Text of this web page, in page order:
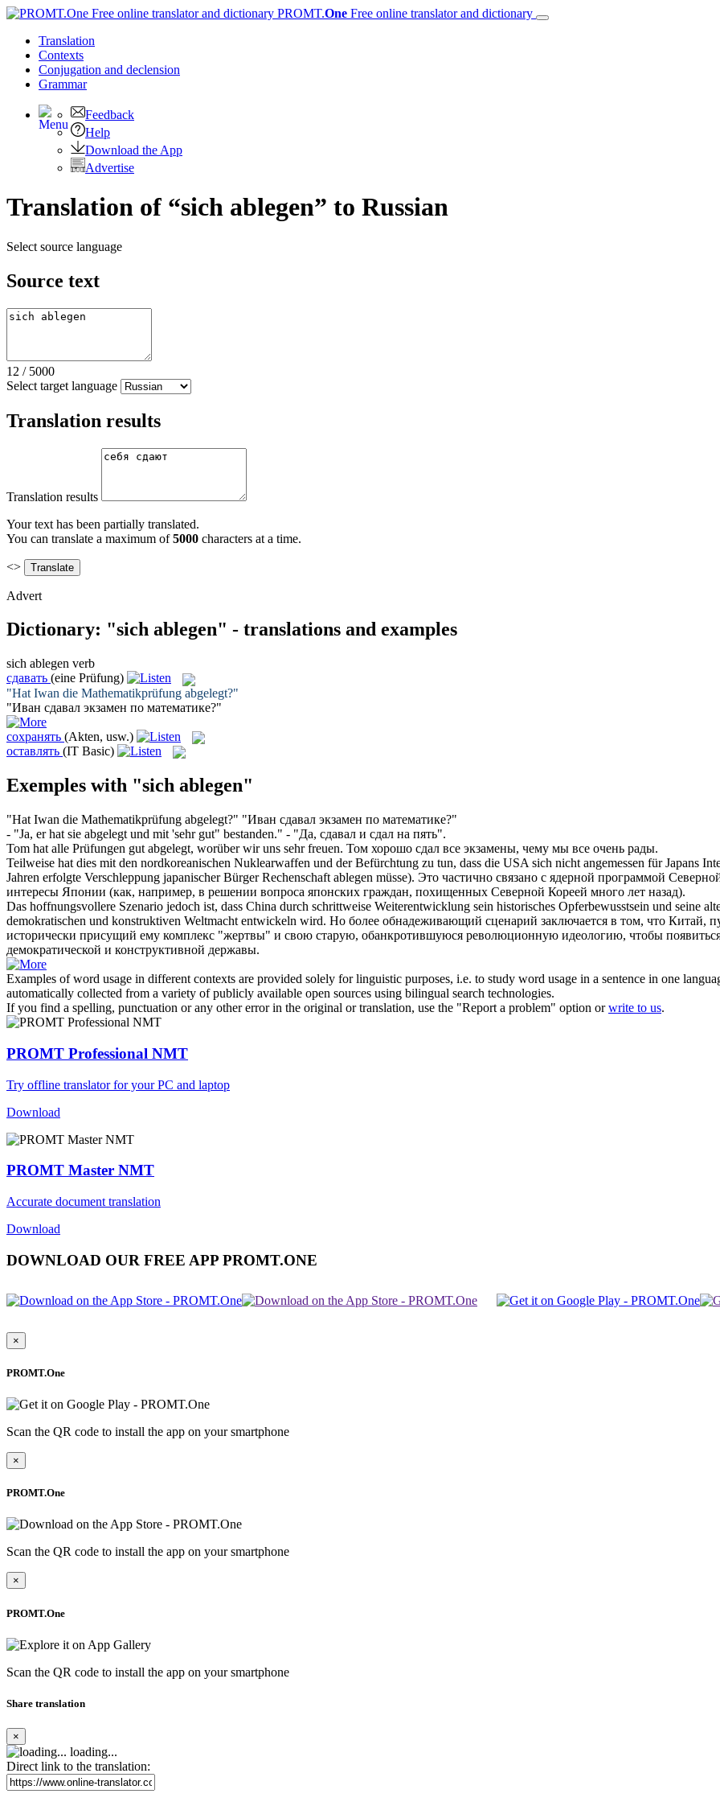
PROMT.One Free online translator and dictionary
Translation
Contexts
Conjugation and declension
Grammar
Feedback
Help
Download the App
Advertise
Translation of “sich ablegen” to Russian
Select source language
Source text
12 / 5000
Select target language
Translation results
Translation results
Your text has been partially translated.
You can translate a maximum of5000 characters at a time.
<>
Advert
Dictionary: "sich ablegen" - translations and examples
sich ablegen verb
сдавать (eine Prüfung)
"Hat Iwan die Mathematikprüfung abgelegt?"
"Иван сдавал экзамен по математике?"
сохранять (Akten, usw.)
оставлять (IT Basic)
Exemples with "sich ablegen"
"Hat Iwan die Mathematikprüfung abgelegt?" "Иван сдавал экзамен по математике?"
- "Ja, er hat sie abgelegt und mit 'sehr gut" bestanden." - "Да, сдавал и сдал на пять".
Tom hat alle Prüfungen gut abgelegt, worüber wir uns sehr freuen. Том хорошо сдал все экзамены, чему мы все очень рады.
Teilweise hat dies mit den nordkoreanischen Nuklearwaffen und der Befürchtung zu tun, dass die USA sich nicht angemessen für Japans
Jahren erfolgte Verschleppung japanischer Bürger Rechenschaft ablegen müsse). Это частично связано с ядерной программой
интересы Японии (как, например, в решении вопроса японских граждан, похищенных Северной Кореей много лет назад).
Das hoffnungsvollere Szenario jedoch ist, dass China durch schrittweise Weiterentwicklung sein historisches Opferbewusstsein und seine
demokratischen und konstruktiven Weltmacht entwickeln wird. Но более обнадеживающий сценарий заключается в том, что Китай,
исторически присущий ему комплекс "жертвы" и свою старую, обанкротившуюся революционную идеологию, чтобы
демократической и конструктивной державы.
Examples of word usage in different contexts are provided solely for linguistic purposes, i.e. to study word usage in a sentence in one
automatically collected from a variety of publicly available open sources using bilingual search technologies.
If you find a spelling, punctuation or any other error in the original or translation, use the "Report a problem" option orwrite to us.
PROMT Professional NMT
Try offline translator for your PC and laptop
Download
PROMT Master NMT
Accurate document translation
Download
DOWNLOAD OUR FREE APP PROMT.ONE
×
PROMT.One
Scan the QR code to install the app on your smartphone
×
PROMT.One
Scan the QR code to install the app on your smartphone
×
PROMT.One
Scan the QR code to install the app on your smartphone
Share translation
×
loading...
Direct link to the translation: